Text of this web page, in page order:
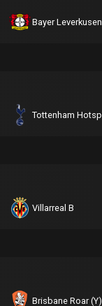
Villarreal B
Brisbane Roar (Y)